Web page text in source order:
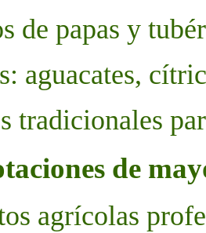
de papas y
aguacates,
tradicionales
de
agrícolas